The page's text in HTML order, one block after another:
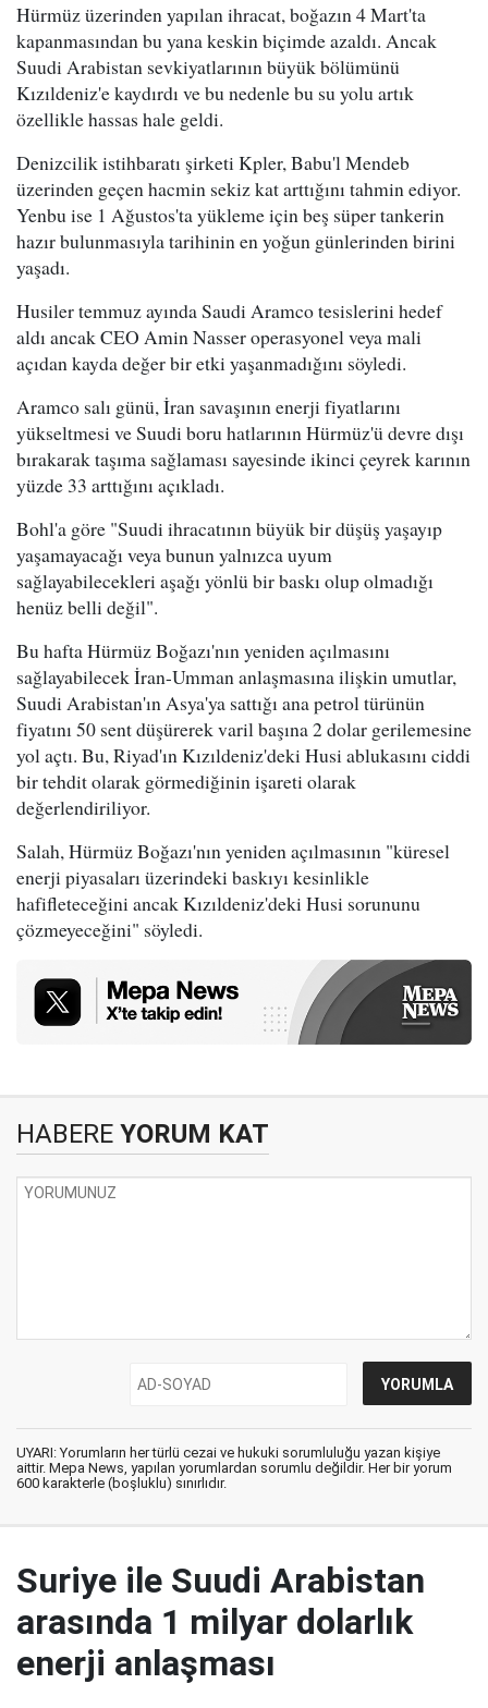
Hürmüz üzerinden yapılan ihracat, boğazın 4 Mart'ta
kapanmasından bu yana keskin biçimde azaldı. Ancak
Suudi Arabistan sevkiyatlarının büyük bölümünü
Kızıldeniz'e kaydırdı ve bu nedenle bu su yolu artık
özellikle hassas hale geldi.
Denizcilik istihbaratı şirketi Kpler, Babu'l Mendeb
üzerinden geçen hacmin sekiz kat arttığını tahmin ediyor.
Yenbu ise 1 Ağustos'ta yükleme için beş süper tankerin
hazır bulunmasıyla tarihinin en yoğun günlerinden birini
yaşadı.
Husiler temmuz ayında Saudi Aramco tesislerini hedef
aldı ancak CEO Amin Nasser operasyonel veya mali
açıdan kayda değer bir etki yaşanmadığını söyledi.
Aramco salı günü, İran savaşının enerji fiyatlarını
yükseltmesi ve Suudi boru hatlarının Hürmüz'ü devre dışı
bırakarak taşıma sağlaması sayesinde ikinci çeyrek karının
yüzde 33 arttığını açıkladı.
Bohl'a göre "Suudi ihracatının büyük bir düşüş yaşayıp
yaşamayacağı veya bunun yalnızca uyum
sağlayabilecekleri aşağı yönlü bir baskı olup olmadığı
henüz belli değil".
Bu hafta Hürmüz Boğazı'nın yeniden açılmasını
sağlayabilecek İran-Umman anlaşmasına ilişkin umutlar,
Suudi Arabistan'ın Asya'ya sattığı ana petrol türünün
fiyatını 50 sent düşürerek varil başına 2 dolar gerilemesine
yol açtı. Bu, Riyad'ın Kızıldeniz'deki Husi ablukasını ciddi
bir tehdit olarak görmediğinin işareti olarak
değerlendiriliyor.
Salah, Hürmüz Boğazı'nın yeniden açılmasının "küresel
enerji piyasaları üzerindeki baskıyı kesinlikle
hafifleteceğini ancak Kızıldeniz'deki Husi sorununu
çözmeyeceğini" söyledi.
HABERE YORUM KAT
UYARI: Yorumların her türlü cezai ve hukuki sorumluluğu yazan kişiye
aittir. Mepa News, yapılan yorumlardan sorumlu değildir. Her bir yorum
600 karakterle (boşluklu) sınırlıdır.
Suriye ile Suudi Arabistan
arasında 1 milyar dolarlık
enerji anlaşması